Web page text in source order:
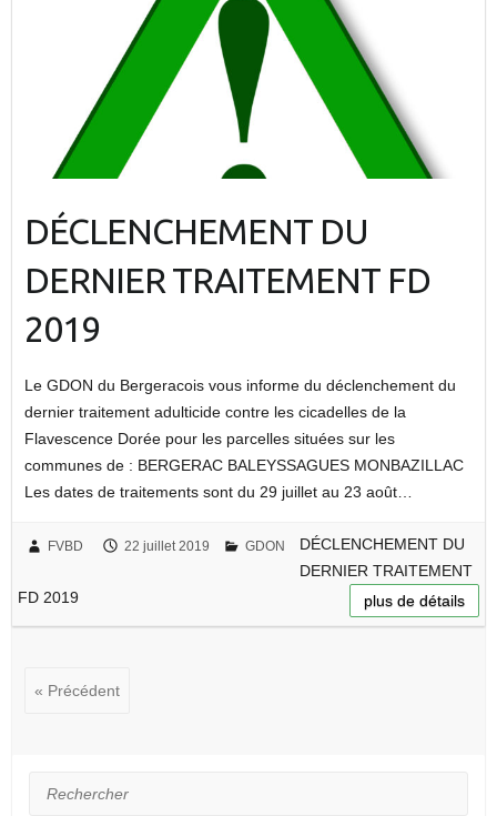
DÉCLENCHEMENT DU
DERNIER TRAITEMENT FD
2019
Le GDON du Bergeracois vous informe du déclenchement du
dernier traitement adulticide contre les cicadelles de la
Flavescence Dorée pour les parcelles situées sur les
communes de : BERGERAC BALEYSSAGUES MONBAZILLAC
Les dates de traitements sont du 29 juillet au 23 août…
FVBD 22 juillet 2019 GDON
DÉCLENCHEMENT DU
DERNIER TRAITEMENT
FD 2019
plus de détails
« Précédent
Rechercher